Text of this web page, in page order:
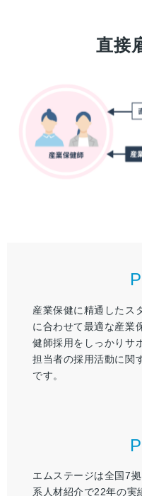
直接
産業保健に精通したス
に合わせて最適な産業
健師採用をしっかりサ
担当者の採用活動に関
です。
エムステージは全国7
系人材紹介で22年の実